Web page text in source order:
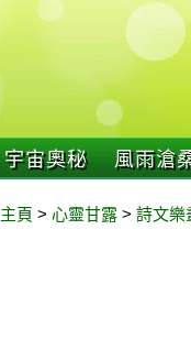
宇宙奧秘 風雨滄
主頁 > 心靈甘露 > 詩文樂